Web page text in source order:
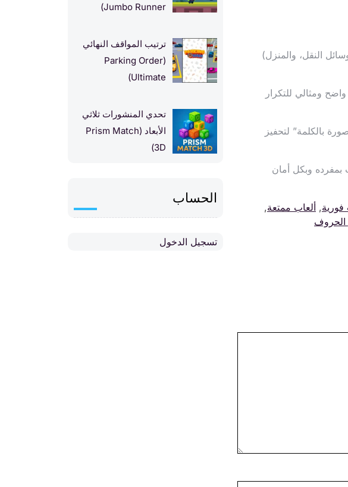
النقل، والمنزل)
ومثالي للتكرار
بالكلمة” لتحفيز
بمفرده وبكل أمان
فورية, ألعاب ممتعة,
Jumbo Runner)
ترتيب المواقف النهائي
(Parking Order
Ultimate)
تحدي المنشورات ثلاثي
الأبعاد (Prism Match
3D)
الحساب
تسجيل الدخول